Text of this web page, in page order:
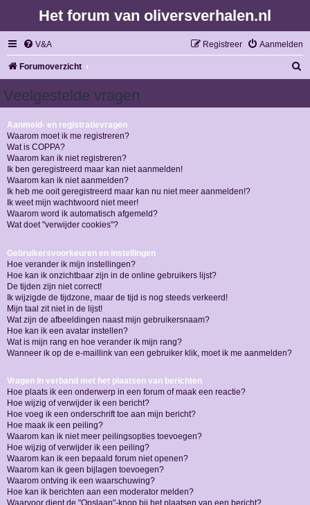
Het forum van oliversverhalen.nl
V&A Aanmelden
Registreer
Forumoverzicht
Veelgestelde vragen
Aanmeld- en registratievragen
Waarom moet ik me registreren?
Wat is COPPA?
Waarom kan ik niet registreren?
Ik ben geregistreerd maar kan niet aanmelden!
Waarom kan ik niet aanmelden?
Ik heb me ooit geregistreerd maar kan nu niet meer aanmelden!?
Ik weet mijn wachtwoord niet meer!
Waarom word ik automatisch afgemeld?
Wat doet "verwijder cookies"?
Gebruikersvoorkeuren en instellingen
Hoe verander ik mijn instellingen?
Hoe kan ik onzichtbaar zijn in de online gebruikers lijst?
De tijden zijn niet correct!
Ik wijzigde de tijdzone, maar de tijd is nog steeds verkeerd!
Mijn taal zit niet in de lijst!
Wat zijn de afbeeldingen naast mijn gebruikersnaam?
Hoe kan ik een avatar instellen?
Wat is mijn rang en hoe verander ik mijn rang?
Wanneer ik op de e-maillink van een gebruiker klik, moet ik me aanmelden?
Vragen in verband met het plaatsen van berichten
Hoe plaats ik een onderwerp in een forum of maak een reactie?
Hoe wijzig of verwijder ik een bericht?
Hoe voeg ik een onderschrift toe aan mijn bericht?
Hoe maak ik een peiling?
Waarom kan ik niet meer peilingsopties toevoegen?
Hoe wijzig of verwijder ik een peiling?
Waarom kan ik een bepaald forum niet openen?
Waarom kan ik geen bijlagen toevoegen?
Waarom ontving ik een waarschuwing?
Hoe kan ik berichten aan een moderator melden?
Waarvoor dient de "Opslaan"-knop bij het plaatsen van een bericht?